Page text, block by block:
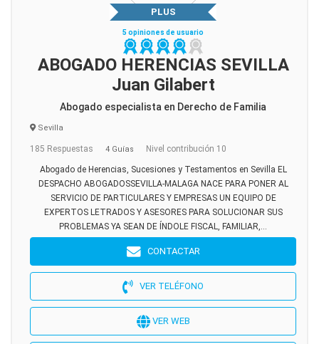
PLUS
5 opiniones de usuario
ABOGADO HERENCIAS SEVILLA
Juan Gilabert
Abogado especialista en Derecho de Familia
Sevilla
185 Respuestas 4 Guías Nivel contribución 10
Abogado de Herencias, Sucesiones y Testamentos en Sevilla EL
DESPACHO ABOGADOSSEVILLA-MALAGA NACE PARA PONER AL
SERVICIO DE PARTICULARES Y EMPRESAS UN EQUIPO DE
EXPERTOS LETRADOS Y ASESORES PARA SOLUCIONAR SUS
PROBLEMAS YA SEAN DE ÍNDOLE FISCAL, FAMILIAR,...
CONTACTAR
VER TELÉFONO
VER WEB